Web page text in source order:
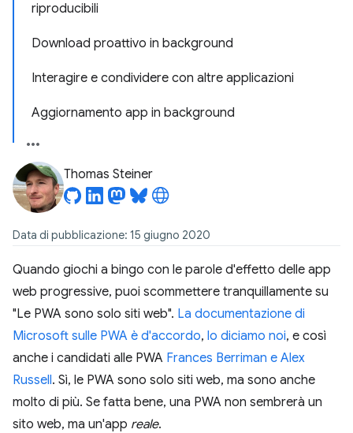
riproducibili
Download proattivo in background
Interagire e condividere con altre applicazioni
Aggiornamento app in background
Thomas Steiner
Data di pubblicazione: 15 giugno 2020
Quando giochi a bingo con le parole d'effetto delle app
web progressive, puoi scommettere tranquillamente su
"Le PWA sono solo siti web". La documentazione di
Microsoft sulle PWA è d'accordo, lo diciamo noi, e così
anche i candidati alle PWA Frances Berriman e Alex
Russell. Sì, le PWA sono solo siti web, ma sono anche
molto di più. Se fatta bene, una PWA non sembrerà un
sito web, ma un'app reale.